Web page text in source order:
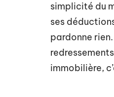
simplicité du
ses
pardonne
immobilière,